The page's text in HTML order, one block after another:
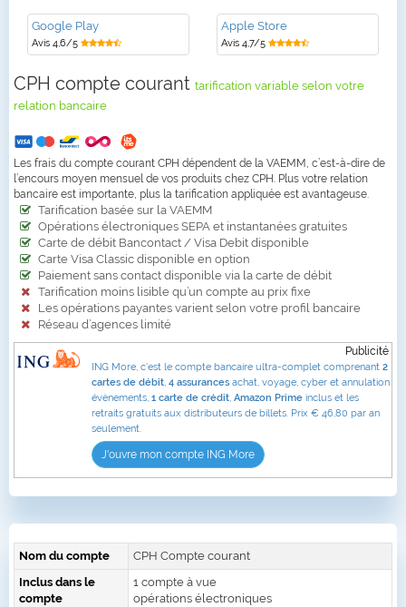
Google Play
Avis 4,6/5
Apple Store
Avis 4,7/5
CPH compte courant tarification variable selon votre
relation bancaire
Les frais du compte courant CPH dépendent de la VAEMM, c’est-à-dire de
l’encours moyen mensuel de vos produits chez CPH. Plus votre relation
bancaire est importante, plus la tarification appliquée est avantageuse.
Tarification basée sur la VAEMM
Opérations électroniques SEPA et instantanées gratuites
Carte de débit Bancontact / Visa Debit disponible
Carte Visa Classic disponible en option
Paiement sans contact disponible via la carte de débit
Tarification moins lisible qu’un compte au prix fixe
Les opérations payantes varient selon votre profil bancaire
Réseau d’agences limité
Publicité
ING More, c'est le compte bancaire ultra-complet comprenant 2
cartes de débit, 4 assurances achat, voyage, cyber et annulation
évènements, 1 carte de crédit, Amazon Prime inclus et les
retraits gratuits aux distributeurs de billets. Prix € 46,80 par an
seulement.
J'ouvre mon compte ING More
Nom du compte
CPH Compte courant
Inclus dans le
compte
1 compte à vue
opérations électroniques